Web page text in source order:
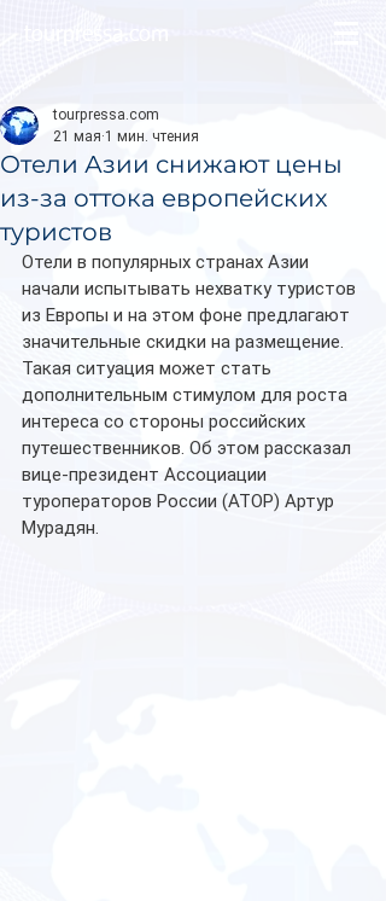
Отели Азии снижают цены
из-за оттока европейских
туристов
tourpressa.com
21 мая 1 мин. чтения
Отели в популярных странах Азии
начали испытывать нехватку туристов
из Европы и на этом фоне предлагают
значительные скидки на размещение.
Такая ситуация может стать
дополнительным стимулом для роста
интереса со стороны российских
путешественников. Об этом рассказал
вице-президент Ассоциации
туроператоров России (АТОР) Артур
Мурадян.